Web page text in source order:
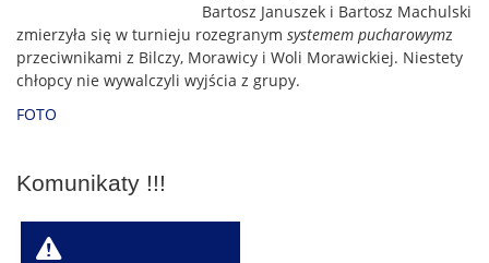
Bartosz Januszek i Bartosz Machulski
zmierzyła się w turnieju rozegranym systemem pucharowymz
przeciwnikami z Bilczy, Morawicy i Woli Morawickiej. Niestety
chłopcy nie wywalczyli wyjścia z grupy.
FOTO
Komunikaty !!!
W